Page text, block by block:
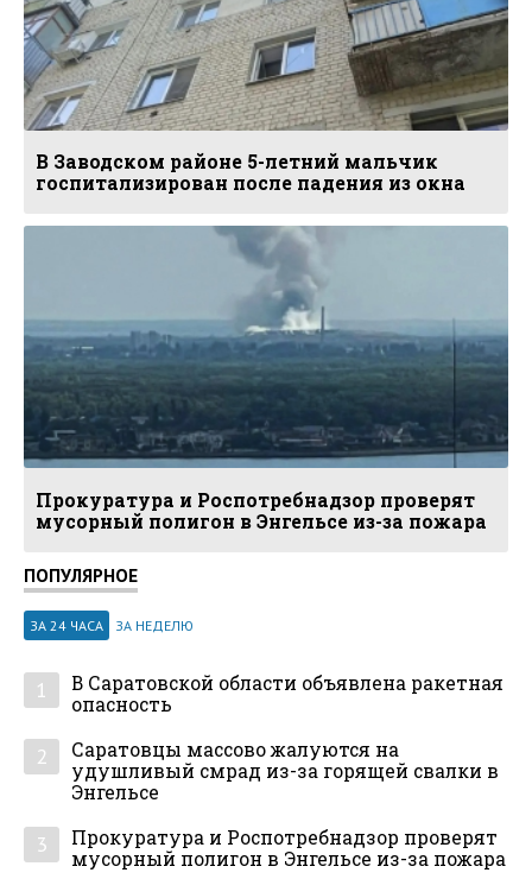
В Заводском районе 5-летний мальчик
госпитализирован после падения из окна
Прокуратура и Роспотребнадзор проверят
мусорный полигон в Энгельсе из-за пожара
ПОПУЛЯРНОЕ
ЗА 24 ЧАСА ЗА НЕДЕЛЮ
1
В Саратовской области объявлена ракетная
опасность
2
Саратовцы массово жалуются на
удушливый смрад из-за горящей свалки в
Энгельсе
3
Прокуратура и Роспотребнадзор проверят
мусорный полигон в Энгельсе из-за пожара